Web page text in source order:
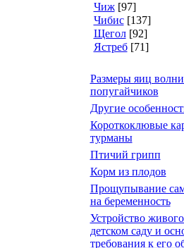
Чиж [97]
Чибис [137]
Щегол [92]
Ястреб [71]
Размеры яиц
попугайчиков
Другие
Короткоклювые
турманы
Птичий грипп
Корм из плодов
Прощупывание
на беременность
Устройство
детском саду и
требования к его